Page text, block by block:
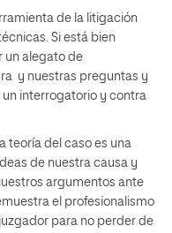
de la litigación
Si está bien
un alegato de
y nuestras preguntas y
interrogatorio y contra
teoría del caso es una
de nuestra causa y
argumentos ante
el profesionalismo
para no perder de